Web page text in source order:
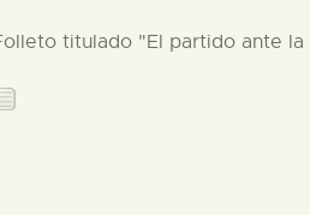
titulado "El partido ante